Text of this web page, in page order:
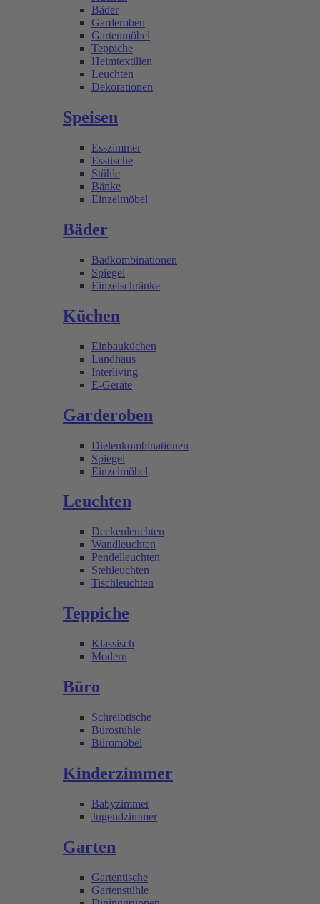
Bäder
Garderoben
Gartenmöbel
Teppiche
Heimtextilien
Leuchten
Dekorationen
Speisen
Esszimmer
Esstische
Stühle
Bänke
Einzelmöbel
Bäder
Badkombinationen
Spiegel
Einzelschränke
Küchen
Einbauküchen
Landhaus
Interliving
E-Geräte
Garderoben
Dielenkombinationen
Spiegel
Einzelmöbel
Leuchten
Deckenleuchten
Wandleuchten
Pendelleuchten
Stehleuchten
Tischleuchten
Teppiche
Klassisch
Modern
Büro
Schreibtische
Bürostühle
Büromöbel
Kinderzimmer
Babyzimmer
Jugendzimmer
Garten
Gartentische
Gartenstühle